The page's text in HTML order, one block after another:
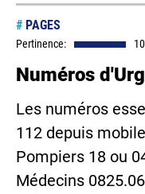
# PAGES
Pertinence:
Numéros
Les numéros
112 depuis
Pompiers 18 ou
Médecins